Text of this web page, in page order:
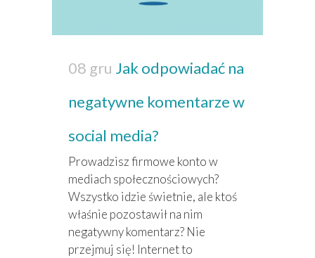
08 gru Jak odpowiadać na
negatywne komentarze w
social media?
Prowadzisz firmowe konto w
mediach społecznościowych?
Wszystko idzie świetnie, ale ktoś
właśnie pozostawił na nim
negatywny komentarz? Nie
przejmuj się! Internet to